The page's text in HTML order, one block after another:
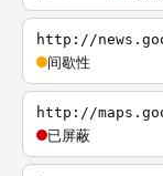
http://
间歇性
http://
已屏蔽